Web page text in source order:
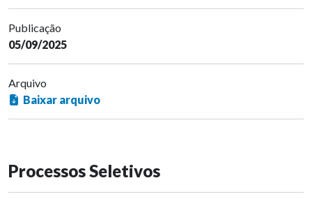
Publicação
05/09/2025
Arquivo
Baixar arquivo
Processos Seletivos